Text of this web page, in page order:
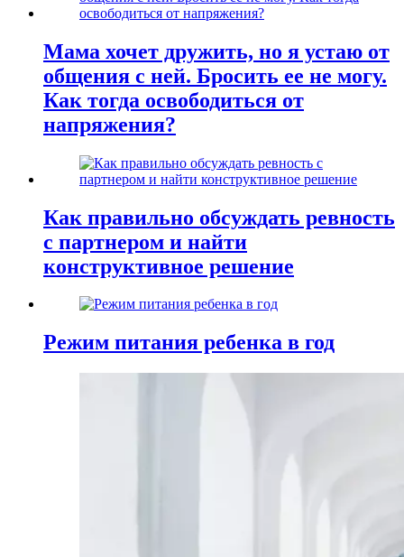
Мама хочет дружить, но я устаю от
общения с ней. Бросить ее не могу.
Как тогда освободиться от
напряжения?
Как правильно обсуждать ревность
с партнером и найти
конструктивное решение
Режим питания ребенка в год